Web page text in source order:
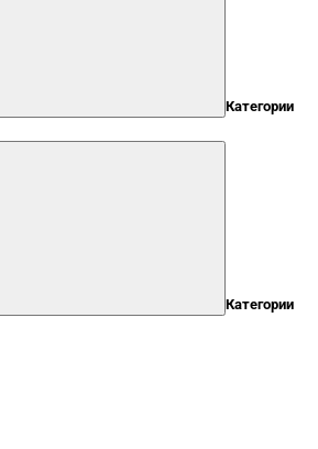
Категории
Категории